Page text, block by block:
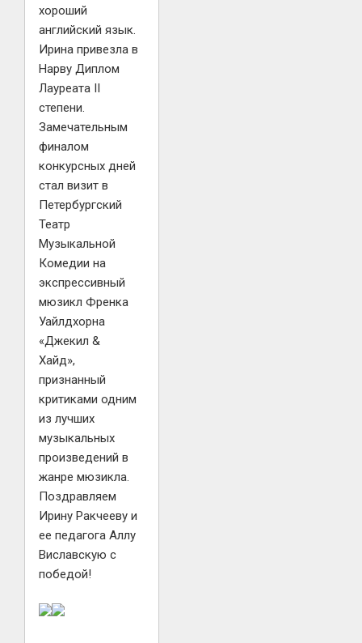
хороший
английский язык.
Ирина привезла в
Нарву Диплом
Лауреата II
степени.
Замечательным
финалом
конкурсных дней
стал визит в
Петербургский
Театр
Музыкальной
Комедии на
экспрессивный
мюзикл Френка
Уайлдхорна
«Джекил &
Хайд»,
признанный
критиками одним
из лучших
музыкальных
произведений в
жанре мюзикла.
Поздравляем
Ирину Ракчееву и
ее педагога Аллу
Виславскую с
победой!